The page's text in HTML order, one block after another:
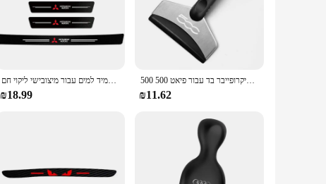
המכונית דלת סייל פחמן מדבקה אוטומטי מגן רצועת מגן עמיד למים עבור מיצובישי ליקוי חם pajero asx i200
₪18.99
רכב הסרת שלג מגרדים שלג חפירה חלון ניקוי כלי מיקרופייבר בד עבור פיאט 500 500x 500x 500l
₪11.62